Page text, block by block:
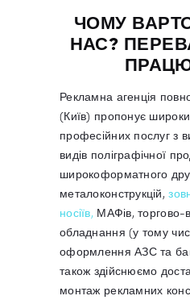
ЧОМУ
НАС?
Рекламна агенція
(Київ) пропонує
професійних послуг з
видів поліграфічної
широкоформатного
металоконструкцій,
носіїв, МАФів, торгово-
обладнання (у тому
оформлення АЗС та
також здійснюємо
монтаж рекламних